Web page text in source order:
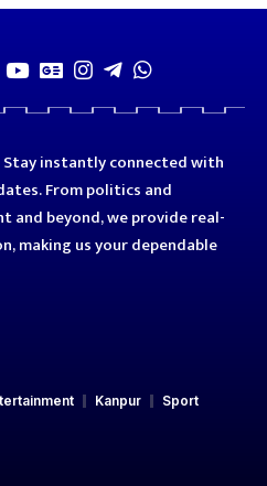
Stay instantly connected with
From politics and
beyond, we provide real-
making us your dependable
Kanpur
Sport